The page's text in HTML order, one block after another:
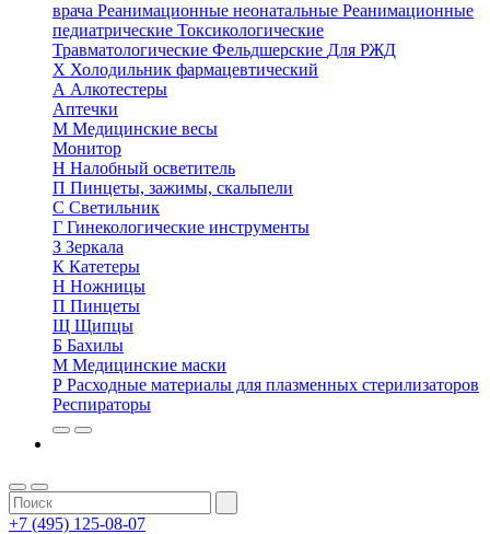
врача Реанимационные неонатальные Реанимационные
педиатрические Токсикологические
Травматологические Фельдшерские Для РЖД
Х Холодильник фармацевтический
А Алкотестеры
Аптечки
М Медицинские весы
Монитор
Н Налобный осветитель
П Пинцеты, зажимы, скальпели
С Светильник
Г Гинекологические инструменты
З Зеркала
К Катетеры
Н Ножницы
П Пинцеты
Щ Щипцы
Б Бахилы
М Медицинские маски
Р Расходные материалы для плазменных стерилизаторов
Респираторы
+7 (495) 125-08-07